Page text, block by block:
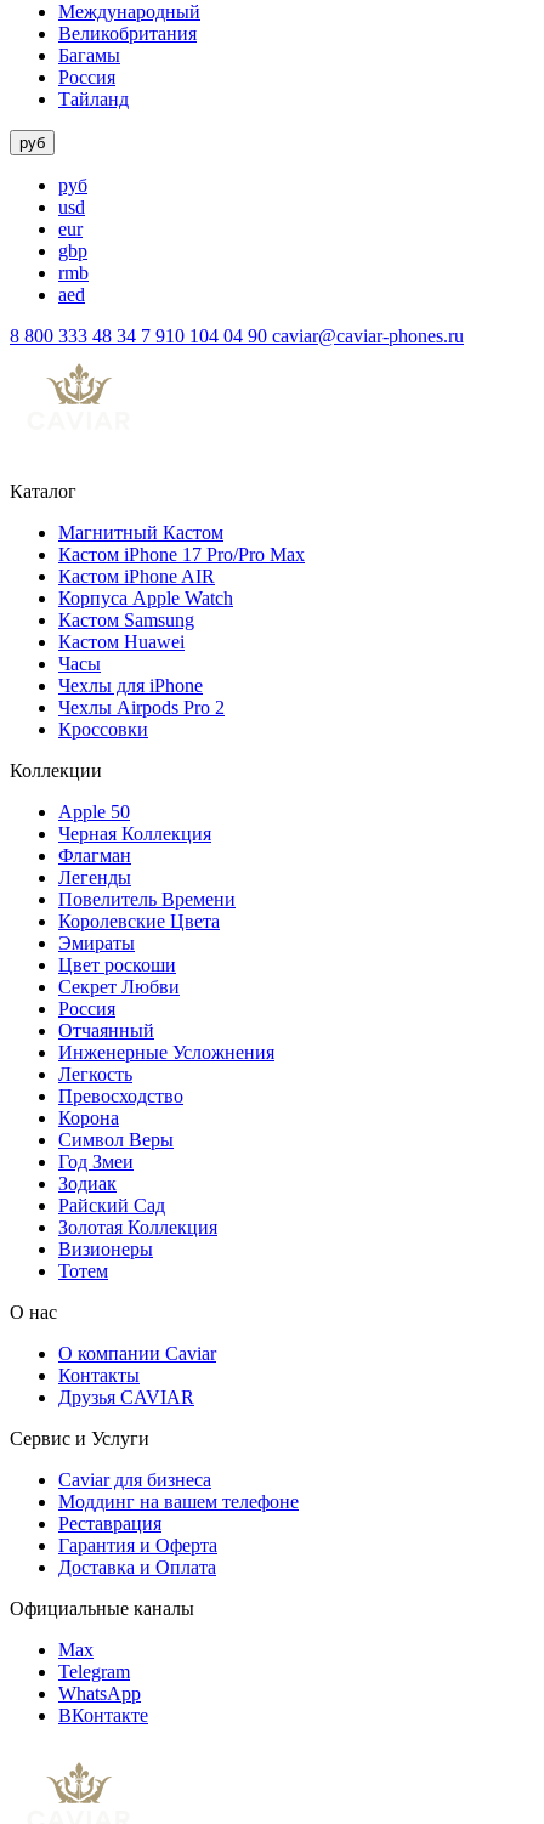
Международный
Великобритания
Багамы
Россия
Тайланд
руб
руб
usd
eur
gbp
rmb
aed
8 800 333 48 34 7 910 104 04 90 caviar@caviar-phones.ru
Каталог
Магнитный Кастом
Кастом iPhone 17 Pro/Pro Max
Кастом iPhone AIR
Корпуса Apple Watch
Кастом Samsung
Кастом Huawei
Часы
Чехлы для iPhone
Чехлы Airpods Pro 2
Кроссовки
Коллекции
Apple 50
Черная Коллекция
Флагман
Легенды
Повелитель Времени
Королевские Цвета
Эмираты
Цвет роскоши
Секрет Любви
Россия
Отчаянный
Инженерные Усложнения
Легкость
Превосходство
Корона
Символ Веры
Год Змеи
Зодиак
Райский Сад
Золотая Коллекция
Визионеры
Тотем
О нас
О компании Caviar
Контакты
Друзья CAVIAR
Сервис и Услуги
Caviar для бизнеса
Моддинг на вашем телефоне
Реставрация
Гарантия и Оферта
Доставка и Оплата
Официальные каналы
Max
Telegram
WhatsApp
ВКонтакте